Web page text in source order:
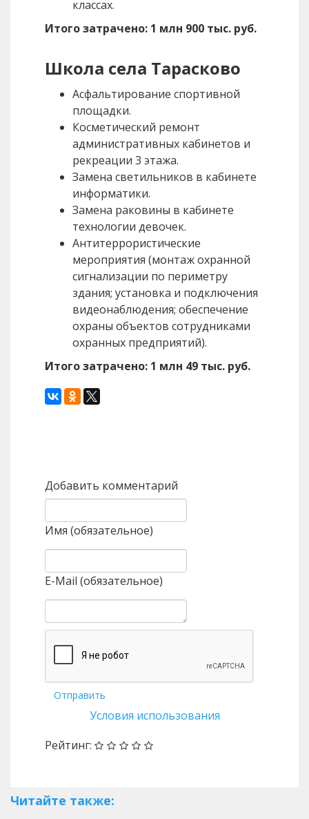
классах.
Итого затрачено: 1 млн 900 тыс. руб.
Школа села Тарасково
Асфальтирование спортивной
площадки.
Косметический ремонт
административных кабинетов и
рекреации 3 этажа.
Замена светильников в кабинете
информатики.
Замена раковины в кабинете
технологии девочек.
Антитеррористические
мероприятия (монтаж охранной
сигнализации по периметру
здания; установка и подключения
видеонаблюдения; обеспечение
охраны объектов сотрудниками
охранных предприятий).
Итого затрачено: 1 млн 49 тыс. руб.
Добавить комментарий
Имя (обязательное)
E-Mail (обязательное)
Отправить
Условия использования
Рейтинг:
Читайте также: